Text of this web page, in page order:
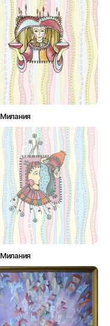
Милания
Милания